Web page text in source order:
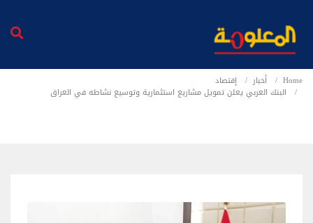
Home أخبار
إقتصاد
البنك العربي يعلن تمويل مشاريع استثمارية وتوسيع نشاطه في العراق